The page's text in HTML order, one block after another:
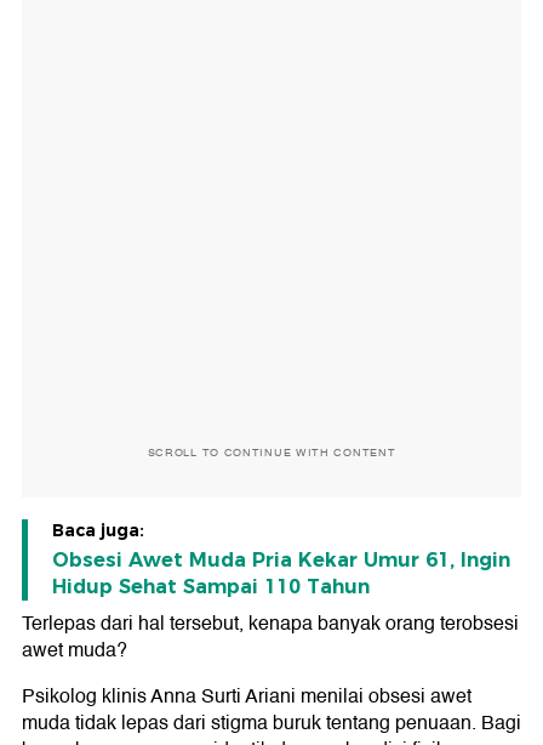
SCROLL TO CONTINUE WITH CONTENT
Baca juga:
Obsesi Awet Muda Pria Kekar Umur 61, Ingin
Hidup Sehat Sampai 110 Tahun
Terlepas dari hal tersebut, kenapa banyak orang terobsesi
awet muda?
Psikolog klinis Anna Surti Ariani menilai obsesi awet
muda tidak lepas dari stigma buruk tentang penuaan. Bagi